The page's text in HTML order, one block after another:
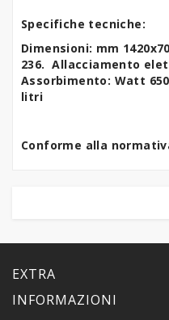
Specifiche tecniche:
Dimensioni: mm
236. Allacciamento
Assorbimento: Watt
litri
Conforme alla
EXTRA
INFORMAZIONI